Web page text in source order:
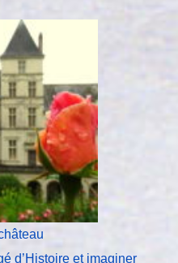
d’Histoire et imaginer